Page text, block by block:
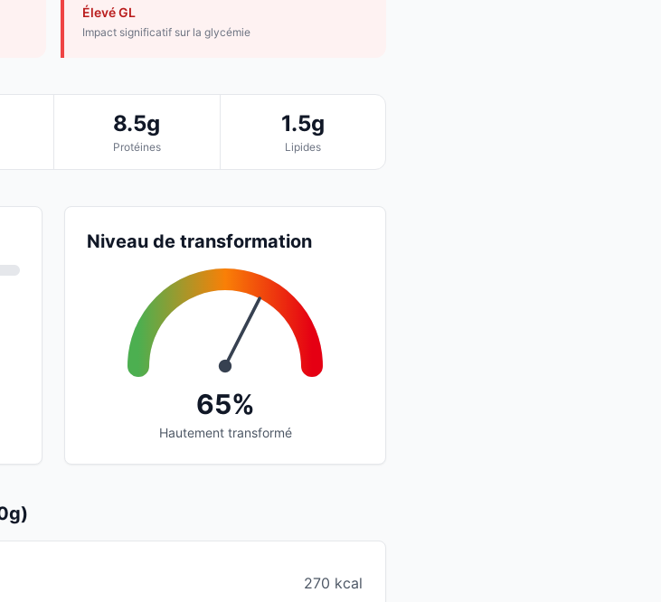
Élevé GL
Impact significatif sur la glycémie
8.5g
Protéines
1.5g
Lipides
Niveau de transformation
65%
Hautement transformé
270 kcal